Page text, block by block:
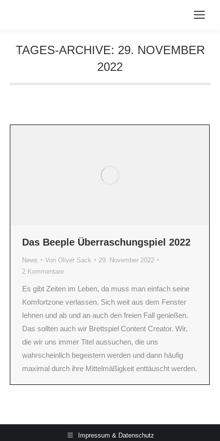
TAGES-ARCHIVE: 29. NOVEMBER
2022
Das Beeple Überraschungspiel 2022
News Von Oliver Sack
29. November 2022
2 Kommentare
Es gibt Zeiten im Leben, da muss man einfach seine
Komfortzone verlassen. Sich weit aus dem Fenster
lehnen und ab und an auch den freien Fall genießen.
Das sollten auch wir Brettspiel Content Creator. Wir,
die wir uns immer Titel aussuchen, die uns
wahrscheinlich begeistern werden und dann häufig
maximal durch ihre Mittelmäßigkeit enttäuscht werden.
Impressum & Datenschutz